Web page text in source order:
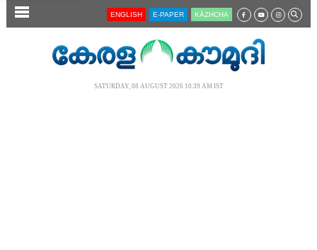
SECTIONS ENGLISH E-PAPER KĀZHCHA
SATURDAY, 08 AUGUST 2026 10.39 AM IST